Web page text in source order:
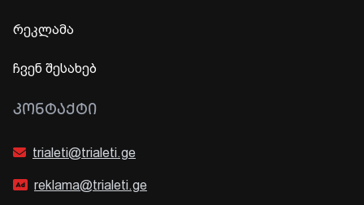
რეკლამა
ჩვენ შესახებ
ᲙᲝᲜᲢᲐᲥᲢᲘ
trialeti@trialeti.ge
reklama@trialeti.ge